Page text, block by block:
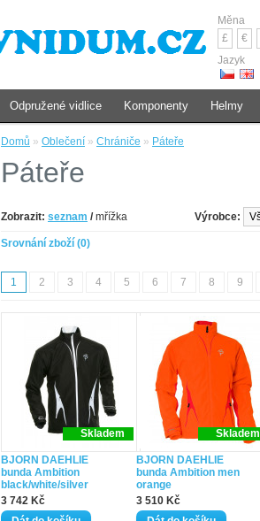
Jazyk
Měna
£
€
Domů » Oblečení » Chrániče » Páteře
Páteře
Zobrazit: seznam /mřížka Výrobce:
Srovnání zboží (0)
1 2 3 4 5 6 7 8 9
Skladem
BJORN DAEHLIE
bunda Ambition
black/white/silver
3 742 Kč
Skladem
BJORN DAEHLIE
bunda Ambition men
orange
3 510 Kč
Odpružené vidlice Komponenty Helmy